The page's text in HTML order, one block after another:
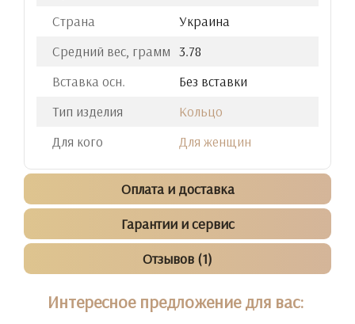
Страна
Украина
Средний вес, грамм 3.78
Вставка осн.
Без вставки
Тип изделия
Кольцо
Для кого
Для женщин
Оплата и доставка
Гарантии и сервис
Отзывов (1)
Интересное предложение для вас: